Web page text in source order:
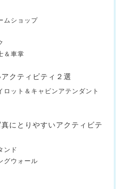
ムショップ
＆車掌
クティビティ２選
ット＆キャビンアテンダント
にとりやすいアクティビテ
ンド
グウォール